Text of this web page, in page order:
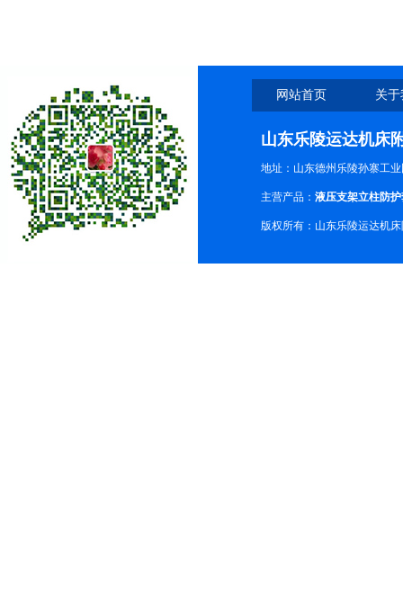
网站首页 关
山东乐陵运达机床
地址：山东德州乐陵孙寨工
主营产品： 液压支架立柱防
版权所有：山东乐陵运达机